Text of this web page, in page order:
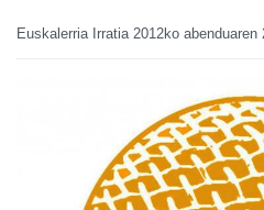
Euskalerria Irratia 2012ko abenduaren